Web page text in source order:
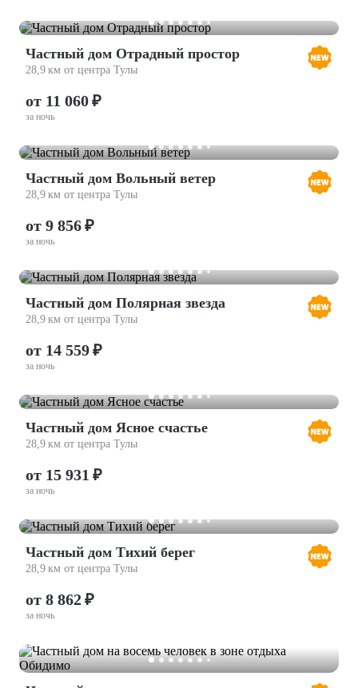
Частный дом Отрадный простор
28,9 км от центра Тулы
от 11 060 ₽
за ночь
Частный дом Вольный ветер
28,9 км от центра Тулы
от 9 856 ₽
за ночь
Частный дом Полярная звезда
28,9 км от центра Тулы
от 14 559 ₽
за ночь
Частный дом Ясное счастье
28,9 км от центра Тулы
от 15 931 ₽
за ночь
Частный дом Тихий берег
28,9 км от центра Тулы
от 8 862 ₽
за ночь